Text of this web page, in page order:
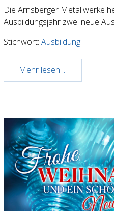
Die Arnsberger Metallwerke
Ausbildungsjahr zwei neue
Stichwort: Ausbildung
Mehr lesen ...